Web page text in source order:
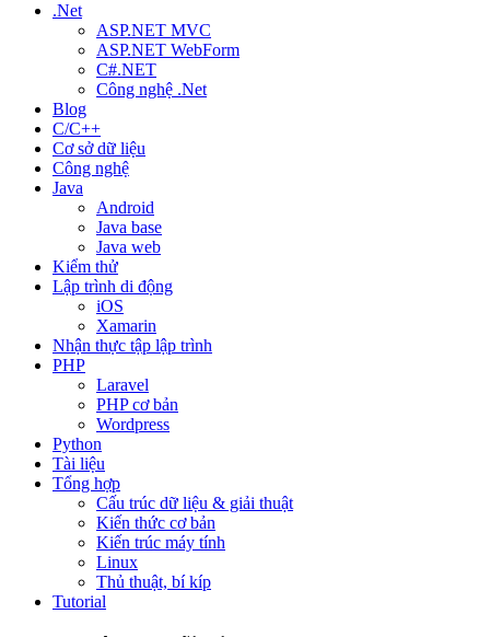
.Net
ASP.NET MVC
ASP.NET WebForm
C#.NET
Công nghệ .Net
Blog
C/C++
Cơ sở dữ liệu
Công nghệ
Java
Android
Java base
Java web
Kiểm thử
Lập trình di động
iOS
Xamarin
Nhận thực tập lập trình
PHP
Laravel
PHP cơ bản
Wordpress
Python
Tài liệu
Tổng hợp
Cấu trúc dữ liệu & giải thuật
Kiến thức cơ bản
Kiến trúc máy tính
Linux
Thủ thuật, bí kíp
Tutorial